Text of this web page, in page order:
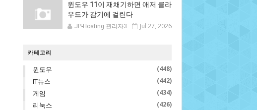
윈도우 11이 재채기하면 애저 클라
우드가 감기에 걸린다
JP-Hosting 관리자3 Jul 27, 2026
카테고리
윈도우 (448)
IT뉴스 (442)
게임 (434)
리눅스 (426)